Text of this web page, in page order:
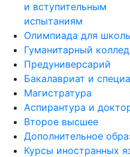
и вступительным
испытаниям
Олимпиада для
Гуманитарный
Предуниверсарий
Бакалавриат и
Магистратура
Аспирантура и
Второе высшее
Дополнительное
Курсы иностранных